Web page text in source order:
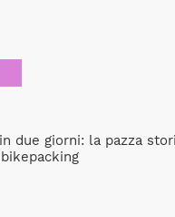
due giorni: la pazza